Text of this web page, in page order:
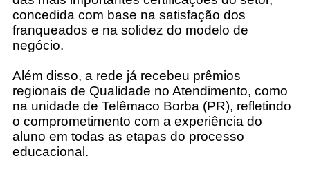
concedida com base na satisfação dos
franqueados e na solidez do modelo de
negócio.
Além disso, a rede já recebeu prêmios
regionais de Qualidade no Atendimento, como
na unidade de Telêmaco Borba (PR), refletindo
o comprometimento com a experiência do
aluno em todas as etapas do processo
educacional.